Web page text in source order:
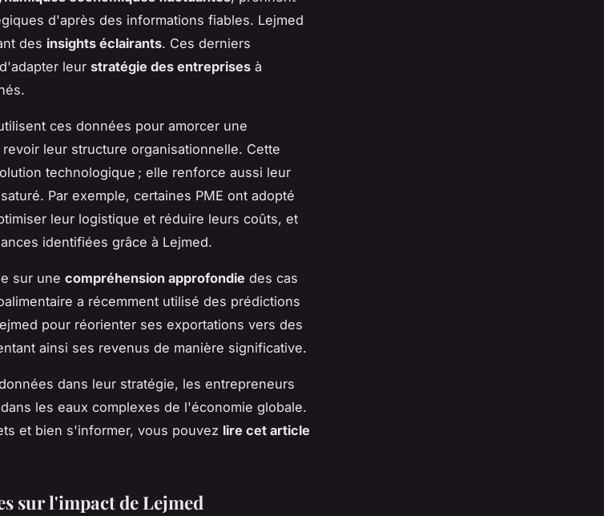
d'après des informations fiables. Lejmed
des insights éclairants. Ces derniers
leur stratégie des entreprises à
ces données pour amorcer une
revoir leur structure organisationnelle. Cette
technologique ; elle renforce aussi leur
Par exemple, certaines PME ont adopté
leur logistique et réduire leurs coûts, et
identifiées grâce à Lejmed.
sur une compréhension approfondie des cas
a récemment utilisé des prédictions
pour réorienter ses exportations vers des
ainsi ses revenus de manière significative.
dans leur stratégie, les entrepreneurs
les eaux complexes de l'économie globale.
et bien s'informer, vous pouvez lire cet article
sur l'impact de Lejmed